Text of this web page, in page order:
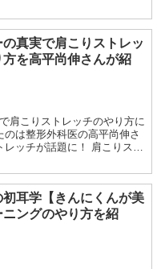
真実で肩こりストレッ
方を高平尚伸さんが紹
肩こりストレッチのやり方に
は整形外科医の高平尚伸さ
ッチが話題に！ 肩こりスト
初耳学【きんにくんが美
ニングのやり方を紹